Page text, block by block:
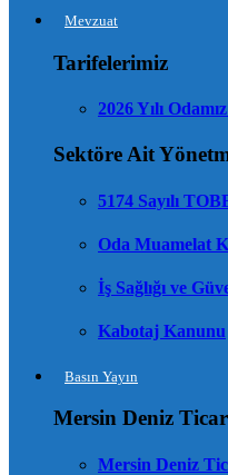
Mevzuat
Tarifelerimiz
2026 Yılı
Sektöre Ait
5174 Sayılı
Oda Muamelat
İş Sağlığı ve
Kabotaj Kanunu
Basın Yayın
Mersin Deniz
Mersin Deniz